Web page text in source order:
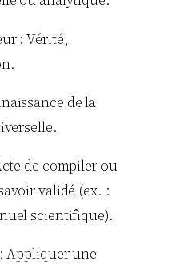
: Vérité,
de la
de compiler ou
validé (ex. :
scientifique).
Appliquer une